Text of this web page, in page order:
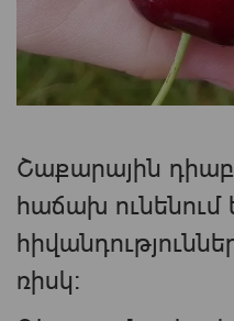
Շաքարային
հաճախ ունենում
ռիսկ։